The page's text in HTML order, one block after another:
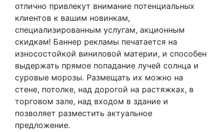
отлично привлекут внимание потенциальных
клиентов к вашим новинкам,
специализированным услугам, акционным
скидкам! Баннер рекламы печатается на
износостойкой виниловой материи, и способен
выдержать прямое попадание лучей солнца и
суровые морозы. Размещать их можно на
стене, потолке, над дорогой на растяжках, в
торговом зале, над входом в здание и
позволяет разместить актуальное
предложение.